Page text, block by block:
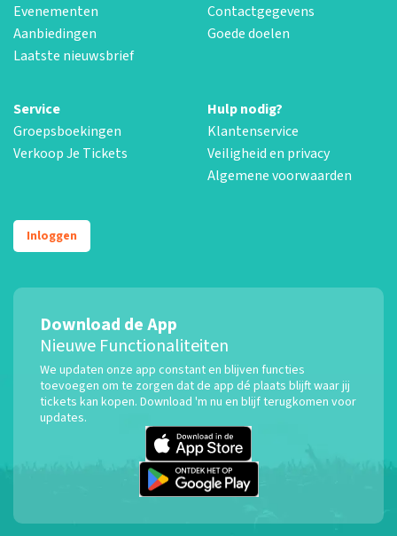
Evenementen
Aanbiedingen
Laatste nieuwsbrief
Contactgegevens
Goede doelen
Service
Groepsboekingen
Verkoop Je Tickets
Hulp nodig?
Klantenservice
Veiligheid en privacy
Algemene voorwaarden
Inloggen
Download de App
Nieuwe Functionaliteiten
We updaten onze app constant en blijven functies
toevoegen om te zorgen dat de app dé plaats blijft waar jij
tickets kan kopen. Download 'm nu en blijf terugkomen voor
updates.